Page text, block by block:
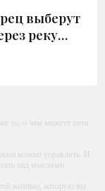
выберут
реку
то, о чем можете хотя
можно управлять. И
над мыслями.
жизнью, которую вы